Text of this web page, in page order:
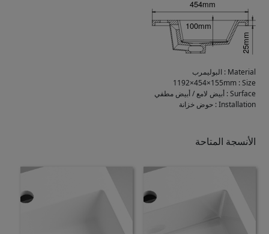
Material
: البوليمرب
Size
:
1192×454×155mm
Surface
: أبيض لامع / أبيض مطفي
Installation
: حوض خزانة
الأنسجة المتاحة